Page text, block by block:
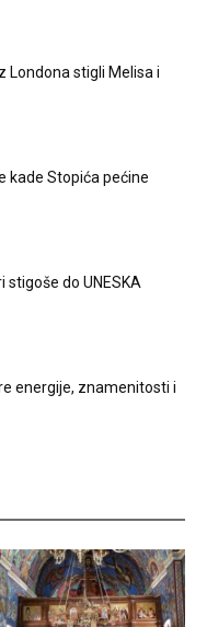
Londona stigli Melisa i
kade Stopića pećine
stigoše do UNESKA
energije, znamenitosti i